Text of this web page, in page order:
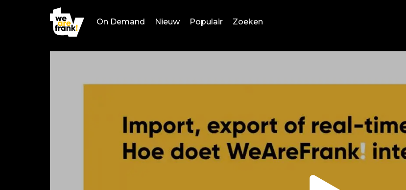
On Demand Nieuw Populair Zoeken